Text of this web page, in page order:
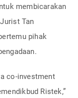
membicarakan
Tan
pihak
co-investment
Ristek,”